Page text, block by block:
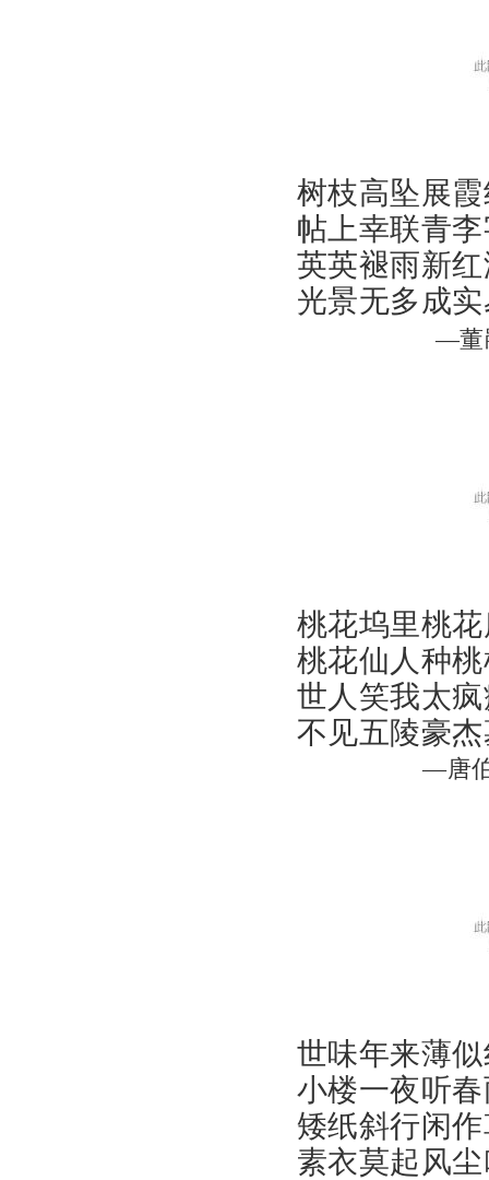
树枝高坠展
帖上幸联青
英英褪雨新
光景无多成
—董
桃花坞里桃
桃花仙人种
世人笑我太
不见五陵豪
—唐
世味年来薄
小楼一夜听
矮纸斜行闲
素衣莫起风